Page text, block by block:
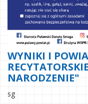
WYNIKI I
NARODZENIE"
sg